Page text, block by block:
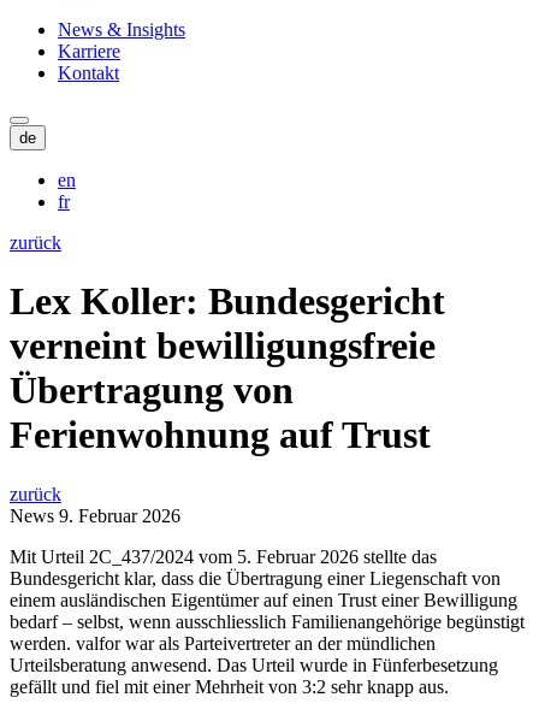
News & Insights
Karriere
Kontakt
de
en
fr
zurück
Lex Koller: Bundesgericht
verneint bewilligungsfreie
Übertragung von
Ferienwohnung auf Trust
zurück
News 9. Februar 2026
Mit Urteil 2C_437/2024 vom 5. Februar 2026 stellte das
Bundesgericht klar, dass die Übertragung einer Liegenschaft von
einem ausländischen Eigentümer auf einen Trust einer Bewilligung
bedarf – selbst, wenn ausschliesslich Familienangehörige begünstigt
werden. valfor war als Parteivertreter an der mündlichen
Urteilsberatung anwesend. Das Urteil wurde in Fünferbesetzung
gefällt und fiel mit einer Mehrheit von 3:2 sehr knapp aus.